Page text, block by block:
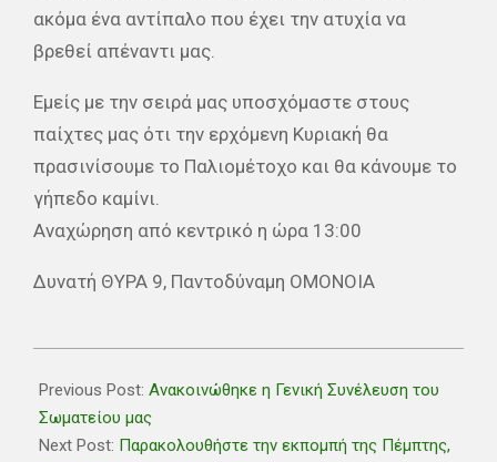
ακόμα ένα αντίπαλο που έχει την ατυχία να
βρεθεί απέναντι μας.
Εμείς με την σειρά μας υποσχόμαστε στους
παίχτες μας ότι την ερχόμενη Κυριακή θα
πρασινίσουμε το Παλιομέτοχο και θα κάνουμε το
γήπεδο καμίνι.
Αναχώρηση από κεντρικό η ώρα 13:00
Δυνατή ΘΥΡΑ 9, Παντοδύναμη ΟΜΟΝΟΙΑ
11-
27
Previous Post: Ανακοινώθηκε η Γενική Συνέλευση του
Σωματείου μας
Next Post: Παρακολουθήστε την εκπομπή της Πέμπτης,